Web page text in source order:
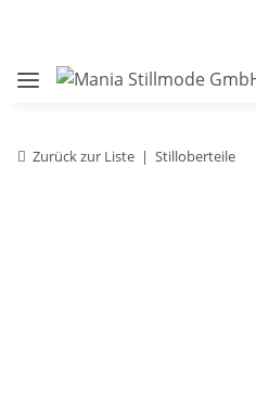
Zurück zur Liste Stilloberteile